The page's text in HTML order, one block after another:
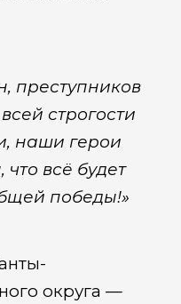
преступников
строгости
наши герои
всё будет
победы!»
округа —